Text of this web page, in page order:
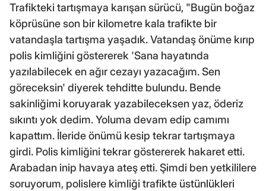
Trafikteki tartışmaya karışan sürücü, "Bugün boğaz
köprüsüne son bir kilometre kala trafikte bir
vatandaşla tartışma yaşadık. Vatandaş önüme kırıp
polis kimliğini göstererek 'Sana hayatında
yazılabilecek en ağır cezayı yazacağım. Sen
göreceksin' diyerek tehditte bulundu. Bende
sakinliğimi koruyarak yazabileceksen yaz, öderiz
sıkıntı yok dedim. Yoluma devam edip camımı
kapattım. İleride önümü kesip tekrar tartışmaya
girdi. Polis kimliğini tekrar göstererek hakaret etti.
Arabadan inip havaya ateş etti. Şimdi ben yetkililere
soruyorum, polislere kimliği trafikte üstünlükleri